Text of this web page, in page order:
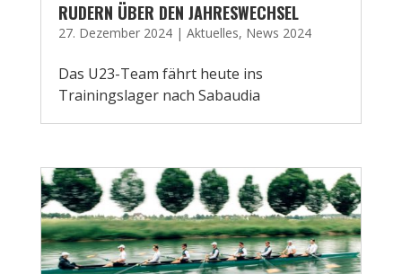
RUDERN ÜBER DEN JAHRESWECHSEL
27. Dezember 2024| Aktuelles, News 2024
Das U23-Team fährt heute ins
Trainingslager nach Sabaudia